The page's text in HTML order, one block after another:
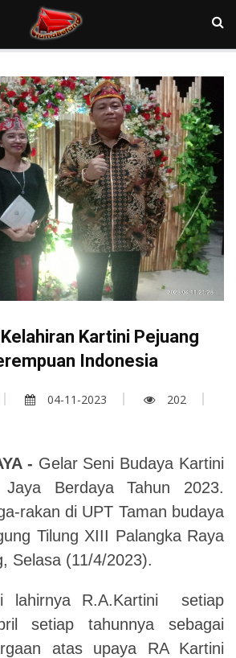
Kartini Pejuang
Indonesia
04-11-2023
202
- Gelar Seni Budaya Kartini
Berdaya Tahun 2023.
rakan di UPT Taman budaya
Tilung XIII Palangka Raya
Selasa (11/4/2023).
lahirnya R.A.Kartini setiap
setiap tahunnya sebagai
atas upaya RA Kartini